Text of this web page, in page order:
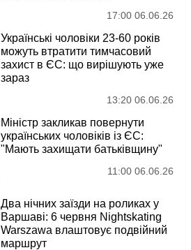
17:00 06.06.26
Українські чоловіки 23-60 років
можуть втратити тимчасовий
захист в ЄС: що вирішують уже
зараз
13:20 06.06.26
Міністр закликав повернути
українських чоловіків із ЄС:
"Мають захищати батьківщину"
11:00 06.06.26
Два нічних заїзди на роликах у
Варшаві: 6 червня Nightskating
Warszawa влаштовує подвійний
маршрут